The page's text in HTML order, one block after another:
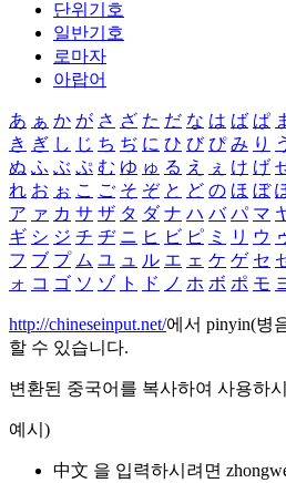
단위기호
일반기호
로마자
아랍어
あ ぁ か が さ ざ た だ な は ば ぱ
き ぎ し じ ち ぢ に ひ び ぴ み り
ぬ ふ ぶ ぷ む ゆ ゅ る え ぇ け げ
れ お ぉ こ ご そ ぞ と ど の ほ ぼ
ア ァ カ サ ザ タ ダ ナ ハ バ パ マ
ギ シ ジ チ ヂ ニ ヒ ビ ピ ミ リ ウ
フ ブ プ ム ユ ュ ル エ ェ ケ ゲ セ
ォ コ ゴ ソ ゾ ト ド ノ ホ ボ ポ モ
http://chineseinput.net/에서 pinyin(병
할 수 있습니다.
변환된 중국어를 복사하여 사용하
예시)
中文 을 입력하시려면